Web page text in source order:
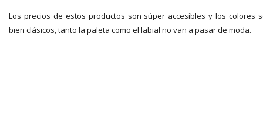
Los precios de estos productos son súper accesibles y los colores
bien clásicos, tanto la paleta como el labial no van a pasar de moda.